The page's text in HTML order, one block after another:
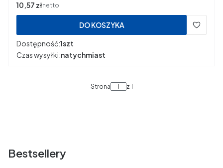
Cena
10,57 złnetto
DO KOSZYKA
Dostępność:1szt
Czas wysyłki:natychmiast
Strona z 1
Bestsellery